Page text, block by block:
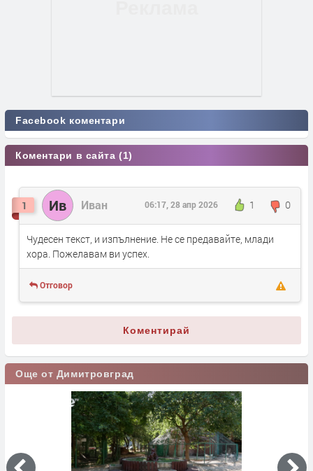
Facebook коментари
Коментари в сайта (1)
1 Ив Иван 1 0
06:17, 28 апр 2026
Чудесен текст, и изпълнение. Не се предавайте, млади
хора. Пожелавам ви успех.
Отговор
Коментирай
Още от Димитровград